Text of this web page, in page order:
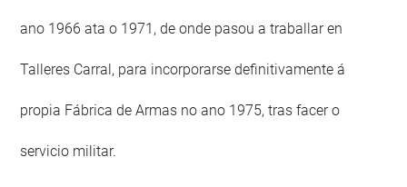
ano 1966 ata o 1971, de onde pasou a traballar en
Talleres Carral, para incorporarse definitivamente á
propia Fábrica de Armas no ano 1975, tras facer o
servicio militar.